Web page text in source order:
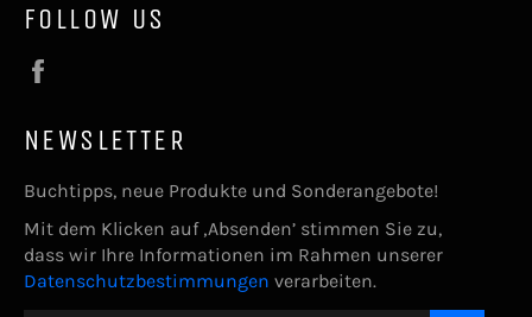
FOLLOW US
NEWSLETTER
Buchtipps, neue Produkte und Sonderangebote!
Mit dem Klicken auf ‚Absenden’ stimmen Sie zu,
dass wir Ihre Informationen im Rahmen unserer
Datenschutzbestimmungen verarbeiten.